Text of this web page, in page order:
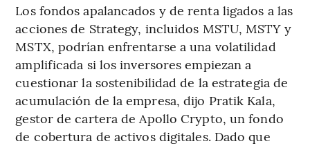
Los fondos apalancados y de renta ligados a las
acciones de Strategy, incluidos MSTU, MSTY y
MSTX, podrían enfrentarse a una volatilidad
amplificada si los inversores empiezan a
cuestionar la sostenibilidad de la estrategia de
acumulación de la empresa, dijo Pratik Kala,
gestor de cartera de Apollo Crypto, un fondo
de cobertura de activos digitales. Dado que